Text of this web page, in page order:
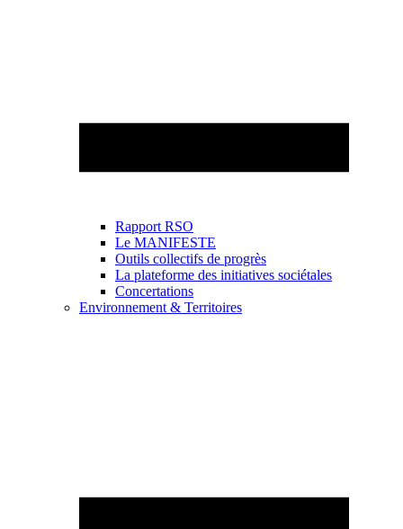
Rapport RSO
Le MANIFESTE
Outils collectifs de progrès
La plateforme des initiatives sociétales
Concertations
Environnement & Territoires